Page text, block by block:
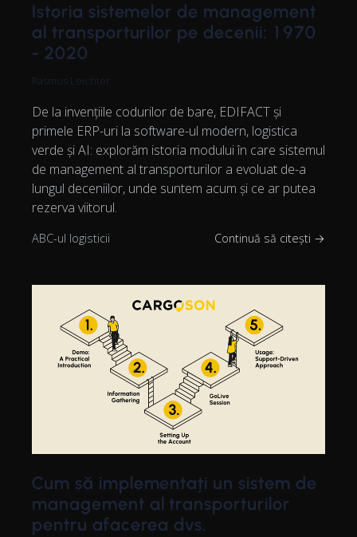
Istoria sistemelor de management
al transporturilor pe decenii: 1970
- 2020
Rasmus Leichter
De la invențiile codurilor de bare, EDIFACT și
primele ERP-uri la software-ul modern, logistica
verde și AI: explorăm istoria modului în care sistemul
de management al transporturilor a evoluat de-a
lungul deceniilor, unde suntem acum și ce ar putea
rezerva viitorul.
ABC-ul logisticii Continuă să citești →
Cum să implementați un sistem de
management al transporturilor
pentru afacerea dvs.